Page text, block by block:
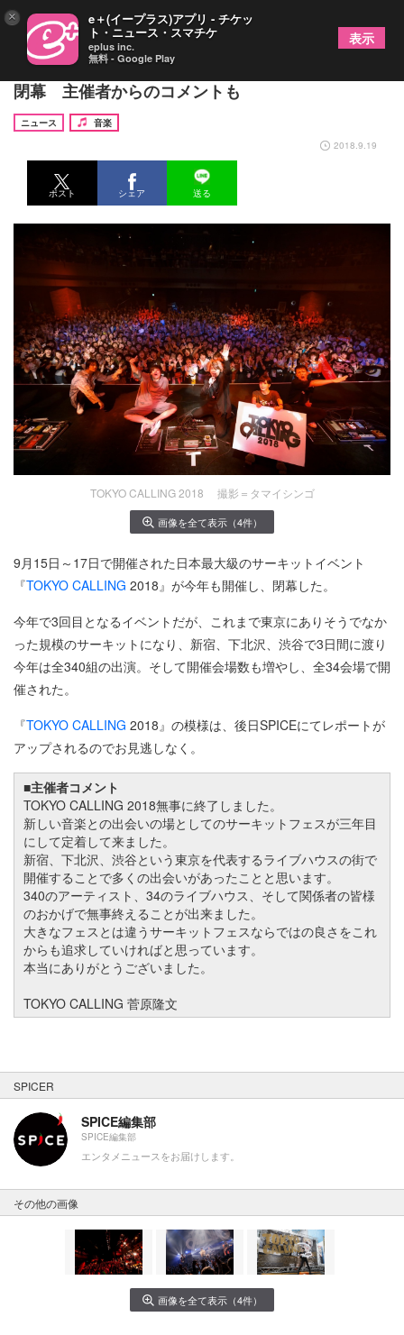
『TOKYO CALLING 2018』3回目の開催も大盛況で
閉幕 主催者からのコメントも
ニュース
音楽
2018.9.19
ポスト シェア 送る
TOKYO CALLING 2018 撮影＝タマイシンゴ
画像を全て表示（4件）
9月15日～17日で開催された日本最大級のサーキットイベント
『TOKYO CALLING 2018』が今年も開催し、閉幕した。
今年で3回目となるイベントだが、これまで東京にありそうでなか
った規模のサーキットになり、新宿、下北沢、渋谷で3日間に渡り
今年は全340組の出演。そして開催会場数も増やし、全34会場で開
催された。
『TOKYO CALLING 2018』の模様は、後日SPICEにてレポートが
アップされるのでお見逃しなく。
■主催者コメント
TOKYO CALLING 2018無事に終了しました。
新しい音楽との出会いの場としてのサーキットフェスが三年目
にして定着して来ました。
新宿、下北沢、渋谷という東京を代表するライブハウスの街で
開催することで多くの出会いがあったことと思います。
340のアーティスト、34のライブハウス、そして関係者の皆様
のおかげで無事終えることが出来ました。
大きなフェスとは違うサーキットフェスならではの良さをこれ
からも追求していければと思っています。
本当にありがとうございました。
TOKYO CALLING 菅原隆文
SPICER
SPICE編集部
SPICE編集部
エンタメニュースをお届けします。
その他の画像
画像を全て表示（4件）
× e＋(イープラス)アプリ - チケッ
ト・ニュース・スマチケ
eplus inc.
無料 - Google Play
表示